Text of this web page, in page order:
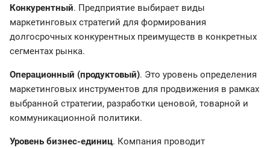
Конкурентный. Предприятие выбирает виды
маркетинговых стратегий для формирования
долгосрочных конкурентных преимуществ в конкретных
сегментах рынка.
Операционный (продуктовый). Это уровень определения
маркетинговых инструментов для продвижения в рамках
выбранной стратегии, разработки ценовой, товарной и
коммуникационной политики.
Уровень бизнес-единиц. Компания проводит